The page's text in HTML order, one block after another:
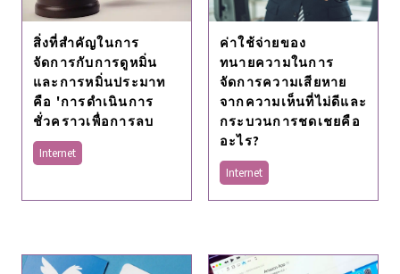
สิ่งที่สำคัญในการ
จัดการกับการดูหมิ่น
และการหมิ่นประมาท
คือ 'การดำเนินการ
ชั่วคราวเพื่อการลบ
Internet
ค่าใช้จ่ายของ
ทนายความในการ
จัดการความเสียหาย
จากความเห็นที่ไม่ดีและ
กระบวนการชดเชยคือ
อะไร?
Internet